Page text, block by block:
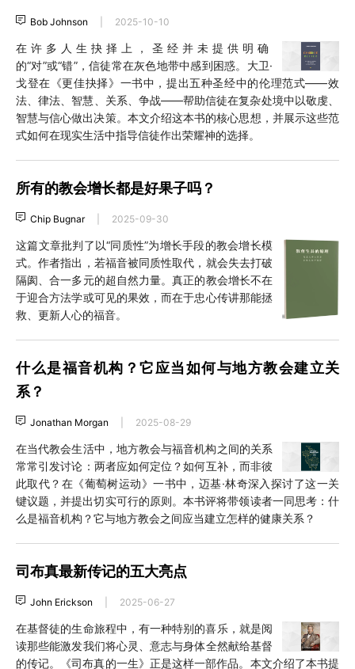
Bob Johnson 2025-10-10
在许多人生抉择上，圣经并未提供明确
的“对”或“错”，信徒常在灰色地带中感到困惑。大卫·
戈登在《更佳抉择》一书中，提出五种圣经中的伦理范式——效
法、律法、智慧、关系、争战——帮助信徒在复杂处境中以敬虔、
智慧与信心做出决策。本文介绍这本书的核心思想，并展示这些范
式如何在现实生活中指导信徒作出荣耀神的选择。
所有的教会增长都是好果子吗？
Chip Bugnar 2025-09-30
这篇文章批判了以“同质性”为增长手段的教会增长模
式。作者指出，若福音被同质性取代，就会失去打破
隔阂、合一多元的超自然力量。真正的教会增长不在
于迎合方法学或可见的果效，而在于忠心传讲那能拯
救、更新人心的福音。
什么是福音机构？它应当如何与地方教会建立关
系？
Jonathan Morgan 2025-08-29
在当代教会生活中，地方教会与福音机构之间的关系
常常引发讨论：两者应如何定位？如何互补，而非彼
此取代？在《葡萄树运动》一书中，迈基·林奇深入探讨了这一关
键议题，并提出切实可行的原则。本书评将带领读者一同思考：什
么是福音机构？它与地方教会之间应当建立怎样的健康关系？
司布真最新传记的五大亮点
John Erickson 2025-06-27
在基督徒的生命旅程中，有一种特别的喜乐，就是阅
读那些能激发我们将心灵、意志与身体全然献给基督
的传记。《司布真的一生》正是这样一部作品。本文介绍了本书提